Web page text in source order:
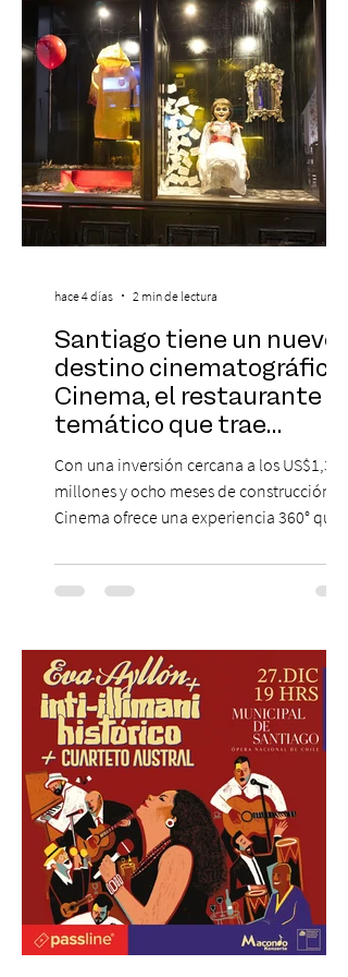
sorprendente puesta en escena pensada
especialmente pa
Santiago tiene un nuevo
destino cinematográfico:
Cinema, el restaurante
temático que trae
Hollywood a Chile
Con una inversión cercana a los US$1,3
millones y ocho meses de construcción,
Cinema ofrece una experiencia 360° que
cinematográfica y actores en vivo,
recreando algunos de los universos más
una nueva atracción a su oferta
gastronómica y turística con la apertura de
Cinema, un restaurante temático
inspirado en el concepto de un museo de
Hollywood, que promete transportar a sus
visitantes a distintos
hace 4 días 2 min de lectura